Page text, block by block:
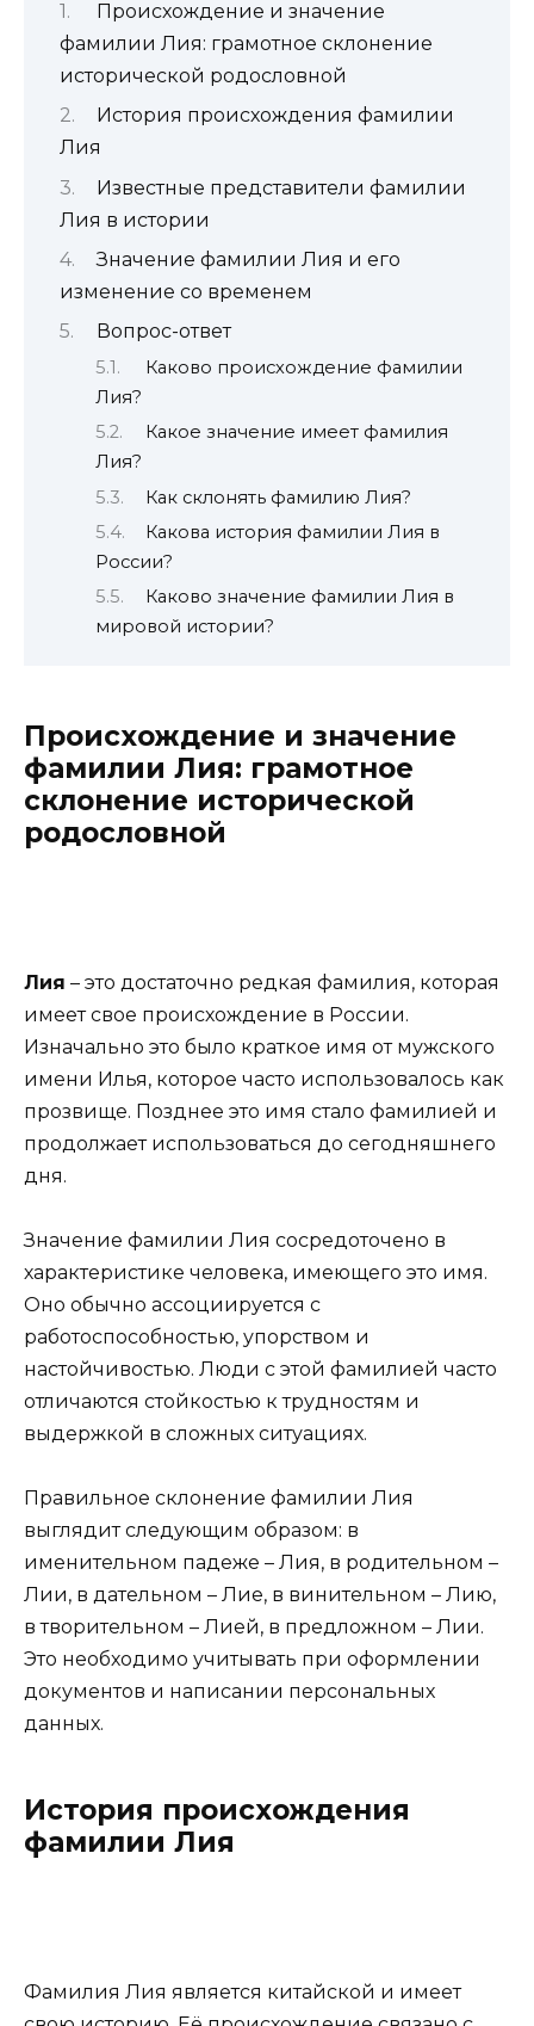
Происхождение и значение
фамилии Лия: грамотное склонение
исторической родословной
История происхождения фамилии
Лия
Известные представители фамилии
Лия в истории
Значение фамилии Лия и его
изменение со временем
Вопрос-ответ
Каково происхождение фамилии
Лия?
Какое значение имеет фамилия
Лия?
Как склонять фамилию Лия?
Какова история фамилии Лия в
России?
Каково значение фамилии Лия в
мировой истории?
Происхождение и значение
фамилии Лия: грамотное
склонение исторической
родословной
Лия – это достаточно редкая фамилия, которая
имеет свое происхождение в России.
Изначально это было краткое имя от мужского
имени Илья, которое часто использовалось как
прозвище. Позднее это имя стало фамилией и
продолжает использоваться до сегодняшнего
дня.
Значение фамилии Лия сосредоточено в
характеристике человека, имеющего это имя.
Оно обычно ассоциируется с
работоспособностью, упорством и
настойчивостью. Люди с этой фамилией часто
отличаются стойкостью к трудностям и
выдержкой в сложных ситуациях.
Правильное склонение фамилии Лия
выглядит следующим образом: в
именительном падеже – Лия, в родительном –
Лии, в дательном – Лие, в винительном – Лию,
в творительном – Лией, в предложном – Лии.
Это необходимо учитывать при оформлении
документов и написании персональных
данных.
История происхождения
фамилии Лия
Фамилия Лия является китайской и имеет